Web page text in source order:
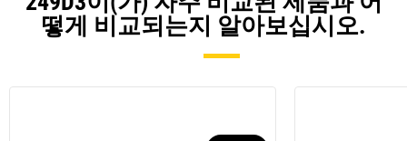
떻게 비교되는지 알아보십시오.